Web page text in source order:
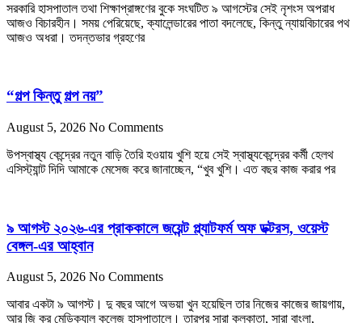
সরকারি হাসপাতাল তথা শিক্ষাপ্রাঙ্গণের বুকে সংঘটিত ৯ আগস্টের সেই নৃশংস অপরাধ
আজও বিচারহীন। সময় পেরিয়েছে, ক্যালেন্ডারের পাতা বদলেছে, কিন্তু ন্যায়বিচারের পথ
আজও অধরা। তদন্তভার গ্রহণের
“গল্প কিন্তু গল্প নয়”
August 5, 2026 No Comments
উপস্বাস্থ্য কেন্দ্রের নতুন বাড়ি তৈরি হওয়ায় খুশি হয়ে সেই স্বাস্থ্যকেন্দ্রের কর্মী হেলথ
এসিস্ট্যান্ট দিদি আমাকে মেসেজ করে জানাচ্ছেন, “খুব খুশি। এত বছর কাজ করার পর
৯ আগস্ট ২০২৬-এর প্রাককালে জয়েন্ট প্ল্যাটফর্ম অফ ডক্টরস, ওয়েস্ট
বেঙ্গল-এর আহ্বান
August 5, 2026 No Comments
আবার একটা ৯ আগস্ট। দু বছর আগে অভয়া খুন হয়েছিল তার নিজের কাজের জায়গায়,
আর জি কর মেডিক্যাল কলেজ হাসপাতালে। তারপর সারা কলকাতা, সারা বাংলা,